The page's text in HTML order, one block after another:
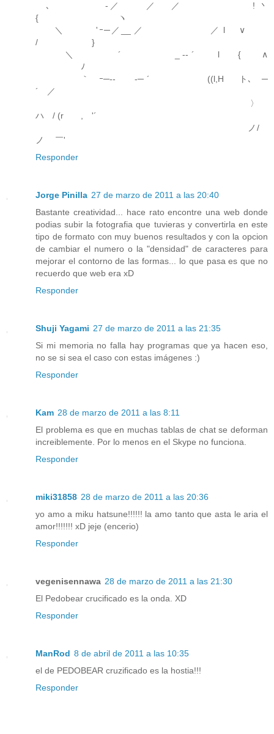
､ ゝ-／ ／ ／ ! 丶
{ ヽ
＼ 'ｰ─／__ ／ ／ l ∨
/ }
＼ ´ _ -‐ ´ l { ∧
ﾉ
｀ ｰ─-- -─ ´ ((l,H ト､ゝ─
´ ／
〉
ハ / (r , '´
ゝノ/
ノ ￣'
Responder
Jorge Pinilla 27 de marzo de 2011 a las 20:40
Bastante creatividad... hace rato encontre una web donde
podias subir la fotografia que tuvieras y convertirla en este
tipo de formato con muy buenos resultados y con la opcion
de cambiar el numero o la "densidad" de caracteres para
mejorar el contorno de las formas... lo que pasa es que no
recuerdo que web era xD
Responder
Shuji Yagami 27 de marzo de 2011 a las 21:35
Si mi memoria no falla hay programas que ya hacen eso,
no se si sea el caso con estas imágenes :)
Responder
Kam 28 de marzo de 2011 a las 8:11
El problema es que en muchas tablas de chat se deforman
increiblemente. Por lo menos en el Skype no funciona.
Responder
miki31858 28 de marzo de 2011 a las 20:36
yo amo a miku hatsune!!!!!! la amo tanto que asta le aria el
amor!!!!!!! xD jeje (encerio)
Responder
vegenisennawa 28 de marzo de 2011 a las 21:30
El Pedobear crucificado es la onda. XD
Responder
ManRod 8 de abril de 2011 a las 10:35
el de PEDOBEAR cruzificado es la hostia!!!
Responder